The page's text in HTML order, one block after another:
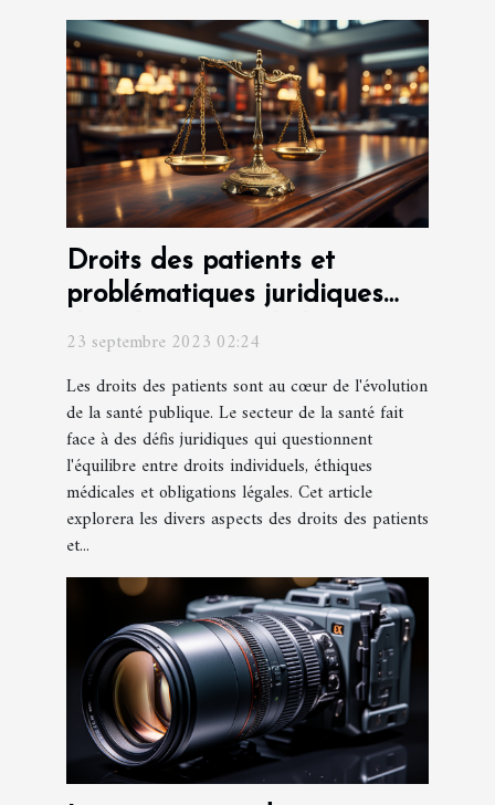
Droits des patients et
problématiques juridiques
23 septembre 2023 02:24
Les droits des patients sont au cœur de l'évolution
de la santé publique. Le secteur de la santé fait
face à des défis juridiques qui questionnent
l'équilibre entre droits individuels, éthiques
médicales et obligations légales. Cet article
explorera les divers aspects des droits des patients
et...